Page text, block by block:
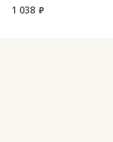
1 038 руб.